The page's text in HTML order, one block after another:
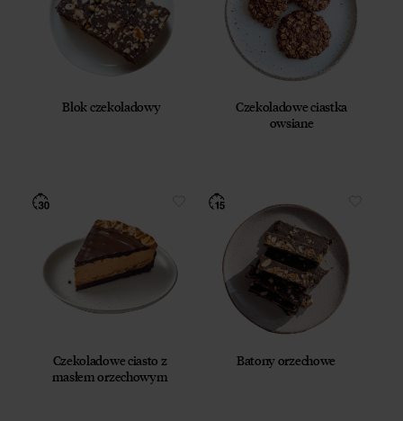
Blok czekoladowy
Czekoladowe ciastka
owsiane
Czekoladowe ciasto z
masłem orzechowym
Batony orzechowe